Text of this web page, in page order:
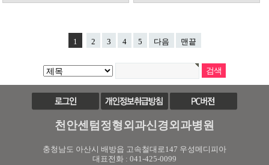
1 2 3 4 5 다음 맨끝
천안센텀정형외과신경외과병원
충청남도 아산시 배방읍 고속철대로147 우성메디피아
대표전화 : 041-425-0099